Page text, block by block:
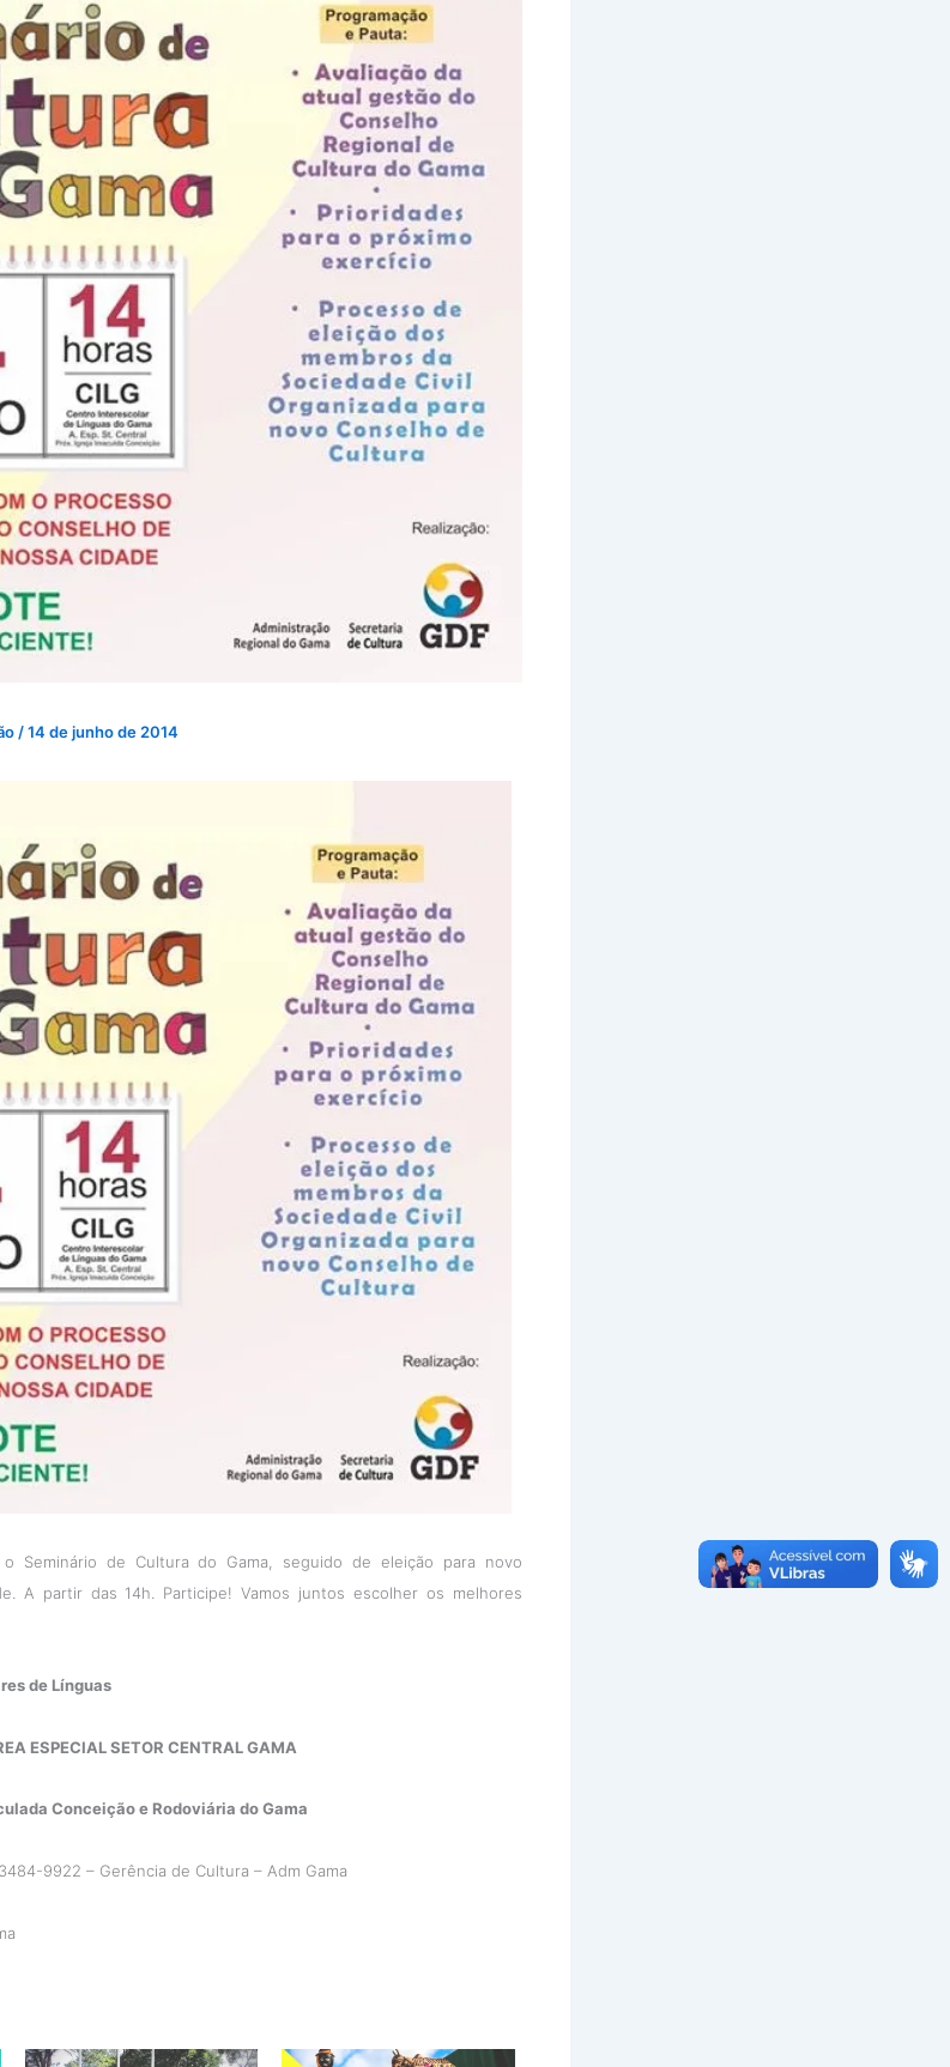
/14 de junho de 2014
Seminário de Cultura do Gama, seguido de eleição para novo
A partir das 14h. Participe! Vamos juntos escolher os melhores
de Línguas
ESPECIAL SETOR CENTRAL GAMA
Conceição e Rodoviária do Gama
9922 – Gerência de Cultura – Adm Gama